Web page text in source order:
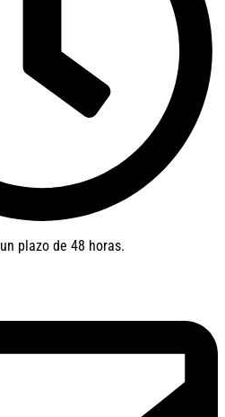
plazo de 48 horas.